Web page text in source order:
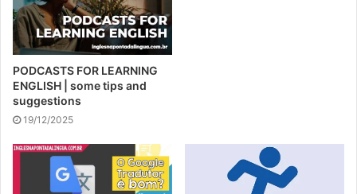
PODCASTS FOR LEARNING
ENGLISH | some tips and
suggestions
19/12/2025